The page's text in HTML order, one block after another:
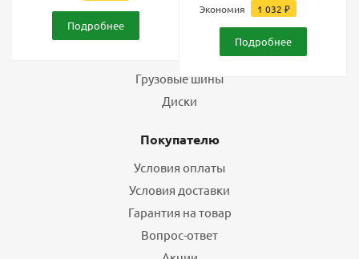
Подробнее
Экономия 1 032 ₽
Подробнее
Грузовые шины
Диски
Покупателю
Условия оплаты
Условия доставки
Гарантия на товар
Вопрос-ответ